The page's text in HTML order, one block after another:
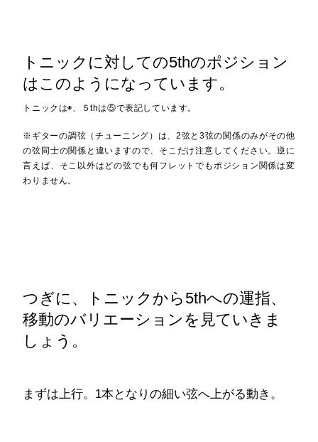
トニックに対しての5thのポジション
はこのようになっています。
トニックは◉、５thは⑤で表記しています。
※ギターの調弦（チューニング）は、2弦と3弦の関係のみがその他
の弦同士の関係と違いますので、そこだけ注意してください。逆に
言えば、そこ以外はどの弦でも何フレットでもポジション関係は変
わりません。
つぎに、トニックから5thへの運指、
移動のバリエーションを見ていきま
しょう。
まずは上行。1本となりの細い弦へ上がる動き。